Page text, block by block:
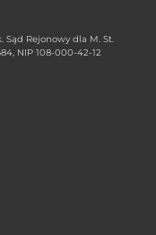
Sąd Rejonowy dla M. St.
NIP 108-000-42-12